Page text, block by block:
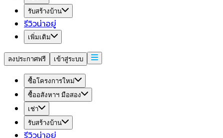
รับสร้างบ้าน
รีวิวน่าอยู่
เพิ่มเติม
ลงประกาศฟรี เข้าสู่ระบบ
ซื้อโครงการใหม่
ซื้ออสังหาฯ มือสอง
เช่า
รับสร้างบ้าน
รีวิวน่าอยู่